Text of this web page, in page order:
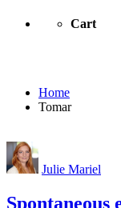
Cart
Home
Tomar
Julie Mariel
Spontaneous